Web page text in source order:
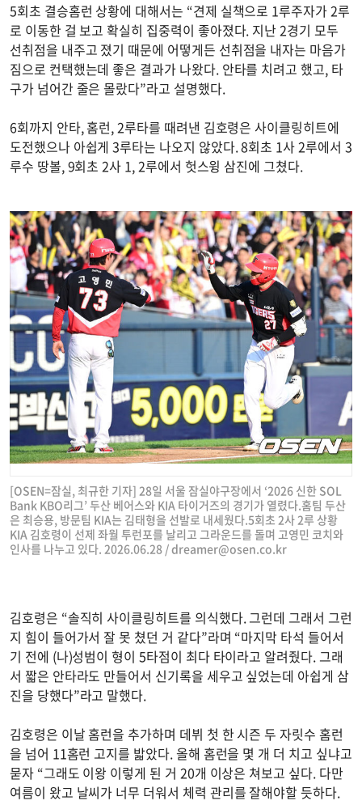
5회초 결승홈런 상황에 대해서는 “견제 실책으로 1루주자가 2루
로 이동한 걸 보고 확실히 집중력이 좋아졌다. 지난 2경기 모두
선취점을 내주고 졌기 때문에 어떻게든 선취점을 내자는 마음가
짐으로 컨택했는데 좋은 결과가 나왔다. 안타를 치려고 했고, 타
구가 넘어간 줄은 몰랐다”라고 설명했다.
6회까지 안타, 홈런, 2루타를 때려낸 김호령은 사이클링히트에
도전했으나 아쉽게 3루타는 나오지 않았다. 8회초 1사 2루에서 3
루수 땅볼, 9회초 2사 1, 2루에서 헛스윙 삼진에 그쳤다.
[OSEN=잠실, 최규한 기자] 28일 서울 잠실야구장에서 ‘2026 신한 SOL
Bank KBO리그’ 두산 베어스와 KIA 타이거즈의 경기가 열렸다.홈팀 두산
은 최승용, 방문팀 KIA는 김태형을 선발로 내세웠다.5회초 2사 2루 상황
KIA 김호령이 선제 좌월 투런포를 날리고 그라운드를 돌며 고영민 코치와
인사를 나누고 있다. 2026.06.28 /dreamer@osen.co.kr
김호령은 “솔직히 사이클링히트를 의식했다. 그런데 그래서 그런
지 힘이 들어가서 잘 못 쳤던 거 같다”라며 “마지막 타석 들어서
기 전에 (나)성범이 형이 5타점이 최다 타이라고 알려줬다. 그래
서 짧은 안타라도 만들어서 신기록을 세우고 싶었는데 아쉽게 삼
진을 당했다”라고 말했다.
김호령은 이날 홈런을 추가하며 데뷔 첫 한 시즌 두 자릿수 홈런
을 넘어 11홈런 고지를 밟았다. 올해 홈런을 몇 개 더 치고 싶냐고
묻자 “그래도 이왕 이렇게 된 거 20개 이상은 쳐보고 싶다. 다만
여름이 왔고 날씨가 너무 더워서 체력 관리를 잘해야할 듯하다.